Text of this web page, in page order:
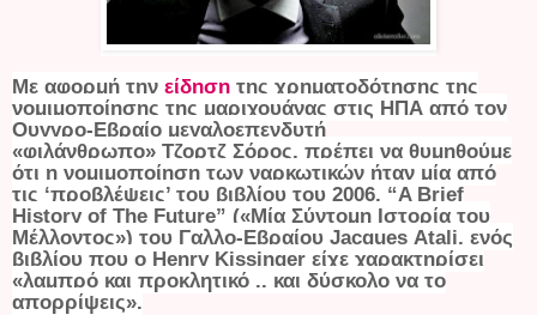
Με αφορμή την είδηση της χρηματοδότησης της
νομιμοποίησης της μαριχουάνας στις ΗΠΑ από τον
Ουγγρο-Εβραίο μεγαλοεπενδυτή
«φιλάνθρωπο» Τζορτζ Σόρος, πρέπει να θυμηθούμε
ότι η νομιμοποίηση των ναρκωτικών ήταν μία από
τις ‘προβλέψεις’ του βιβλίου του 2006, “A Brief
History of The Future” («Μία Σύντομη Ιστορία του
Μέλλοντος») του Γαλλο-Εβραίου Jacques Atali, ενός
βιβλίου που ο Henry Kissinger είχε χαρακτηρίσει
«λαμπρό και προκλητικό .. και δύσκολο να το
απορρίψεις».